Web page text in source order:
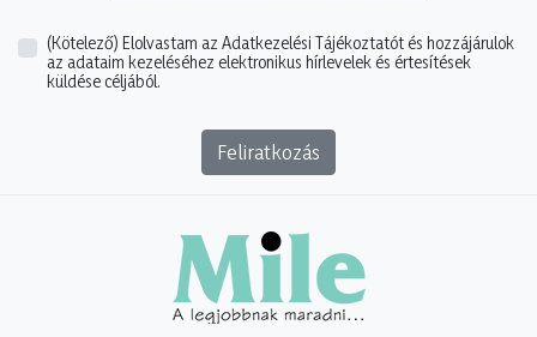
(Kötelező) Elolvastam az Adatkezelési Tájékoztatót és hozzájárulok
az adataim kezeléséhez elektronikus hírlevelek és értesítések
küldése céljából.
Feliratkozás